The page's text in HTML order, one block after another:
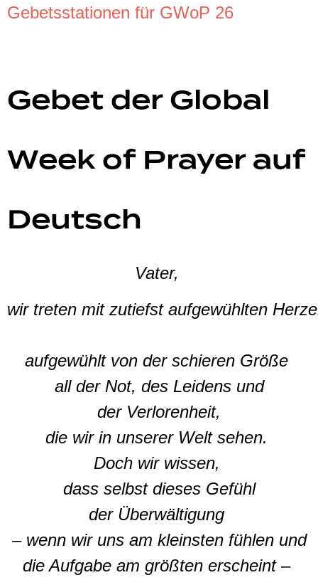
Gebetsstationen für GWoP 26
Gebet der Global
Week of Prayer auf
Deutsch
Vater,
wir treten mit zutiefst aufgewühlten
aufgewühlt von der schieren Größe
all der Not, des Leidens und
der Verlorenheit,
die wir in unserer Welt sehen.
Doch wir wissen,
dass selbst dieses Gefühl
der Überwältigung
– wenn wir uns am kleinsten fühlen und
die Aufgabe am größten erscheint –